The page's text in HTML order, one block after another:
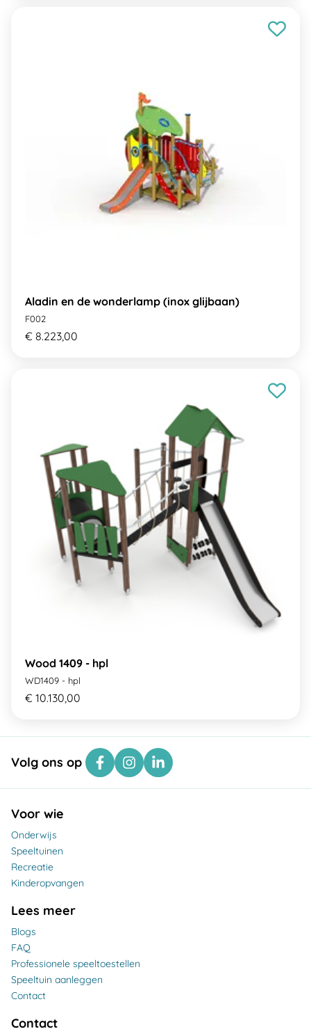
Aladin en de wonderlamp (inox glijbaan)
F002
€ 8.223,00
Wood 1409 - hpl
WD1409 - hpl
€ 10.130,00
Volg ons op
Voor wie
Onderwijs
Speeltuinen
Recreatie
Kinderopvangen
Lees meer
Blogs
FAQ
Professionele speeltoestellen
Speeltuin aanleggen
Contact
Contact